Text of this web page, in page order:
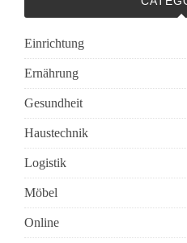
Einrichtung
Ernährung
Gesundheit
Haustechnik
Logistik
Möbel
Online